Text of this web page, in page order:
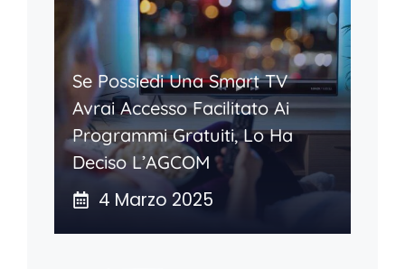
Se Possiedi Una Smart TV
Avrai Accesso Facilitato Ai
Programmi Gratuiti, Lo Ha
Deciso L’AGCOM
4 Marzo 2025